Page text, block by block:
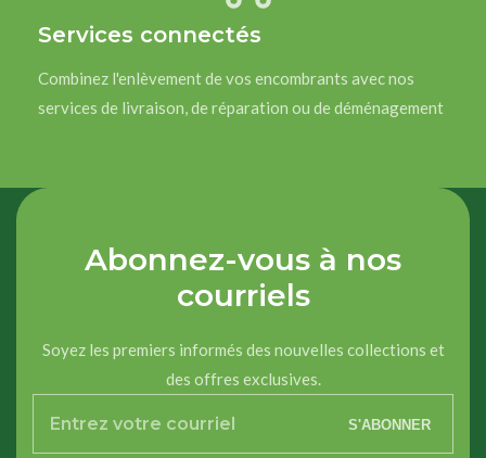
Services connectés
Combinez l'enlèvement de vos encombrants avec nos
services de livraison, de réparation ou de déménagement
Abonnez-vous à nos
courriels
Soyez les premiers informés des nouvelles collections et
des offres exclusives.
Entrez
S'ABONNER